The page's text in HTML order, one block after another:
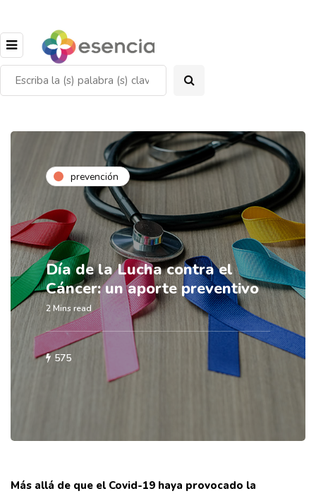
prevención
Día de la Lucha contra el
Cáncer: un aporte preventivo
2 Mins read
575
Más allá de que el Covid-19 haya provocado la